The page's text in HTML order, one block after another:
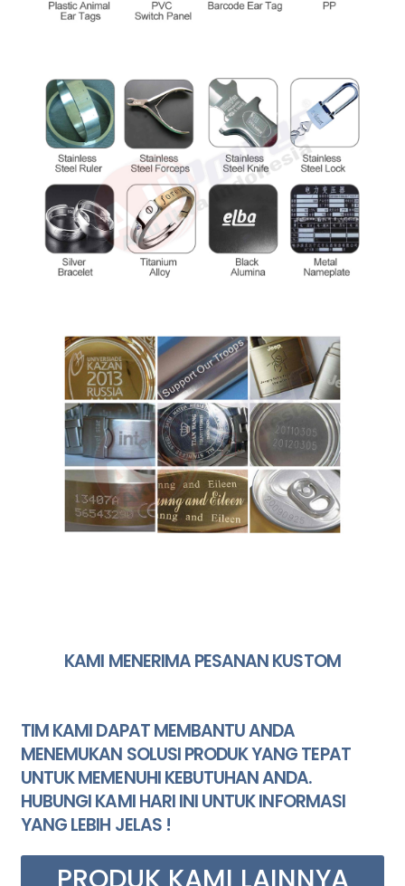
KAMI MENERIMA PESANAN KUSTOM
TIM KAMI DAPAT MEMBANTU ANDA
MENEMUKAN SOLUSI PRODUK YANG TEPAT
UNTUK MEMENUHI KEBUTUHAN ANDA.
HUBUNGI KAMI HARI INI UNTUK INFORMASI
YANG LEBIH JELAS !
PRODUK KAMI LAINNYA